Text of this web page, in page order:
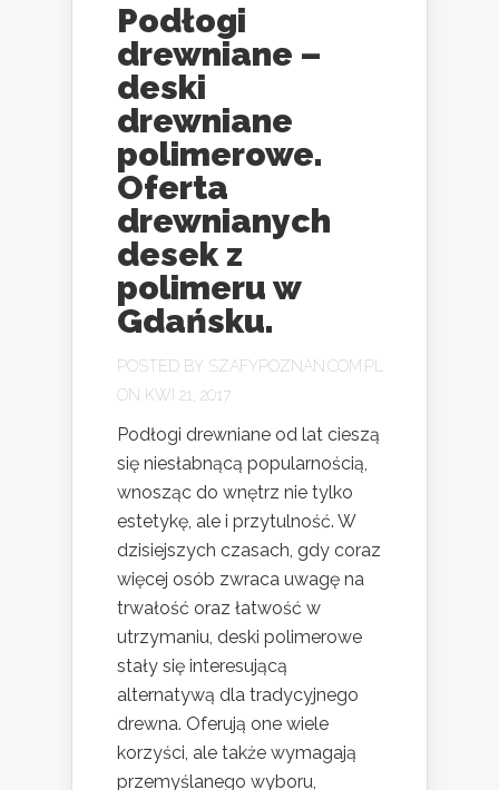
Podłogi
drewniane –
deski
drewniane
polimerowe.
Oferta
drewnianych
desek z
polimeru w
Gdańsku.
POSTED BY SZAFYPOZNAN.COM.PL
ON KWI 21, 2017
Podłogi drewniane od lat cieszą
się niesłabnącą popularnością,
wnosząc do wnętrz nie tylko
estetykę, ale i przytulność. W
dzisiejszych czasach, gdy coraz
więcej osób zwraca uwagę na
trwałość oraz łatwość w
utrzymaniu, deski polimerowe
stały się interesującą
alternatywą dla tradycyjnego
drewna. Oferują one wiele
korzyści, ale także wymagają
przemyślanego wyboru,